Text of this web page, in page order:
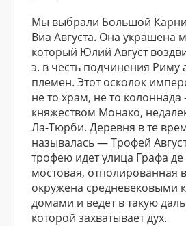
Мы выбрали Большой
Виа Августа. Она украшена
который Юлий Август
э. в честь подчинения Риму
племен. Этот осколок
не то храм, не то
княжеством Монако,
Ла-Тюрби. Деревня в те
называлась — Трофей
трофею идет улица Графа де
мостовая, отполированная
окружена средневековыми
домами и ведет в такую
которой за­хватывает дух.